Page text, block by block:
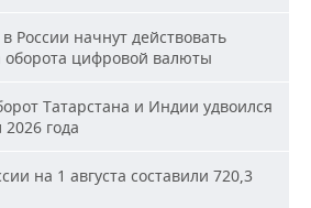
России начнут действовать
цифровой валюты
Татарстана и Индии удвоился
года
на 1 августа составили 720,3